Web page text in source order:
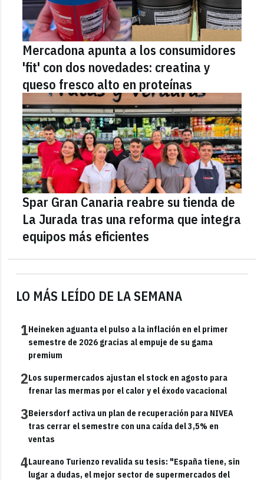
LO MÁS LEÍDO DE LA SEMANA
1Heineken aguanta el pulso a la inflación en el primer
semestre de 2026 gracias al empuje de su gama
premium
2Los supermercados ajustan el stock en agosto para
frenar las mermas por el calor y el éxodo vacacional
3Beiersdorf activa un plan de recuperación para NIVEA
tras cerrar el semestre con una caída del 3,5% en
ventas
4Laureano Turienzo revalida su tesis: "España tiene, sin
lugar a dudas, el mejor sector de supermercados del
Mercadona apunta a los consumidores
'fit' con dos novedades: creatina y
queso fresco alto en proteínas
Spar Gran Canaria reabre su tienda de
La Jurada tras una reforma que integra
equipos más eficientes